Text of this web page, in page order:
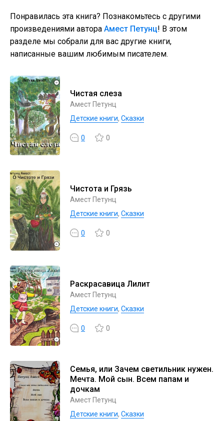
Понравилась эта книга? Познакомьтесь с другими
произведениями автора Амест Петунц! В этом
разделе мы собрали для вас другие книги,
написанные вашим любимым писателем.
Чистая слеза
Амест Петунц
Детские книги, Сказки
0 0
Чистота и Грязь
Амест Петунц
Детские книги, Сказки
0 0
Раскрасавица Лилит
Амест Петунц
Детские книги, Сказки
0 0
Семья, или Зачем светильник нужен.
Мечта. Мой сын. Всем папам и
дочкам
Амест Петунц
Детские книги, Сказки